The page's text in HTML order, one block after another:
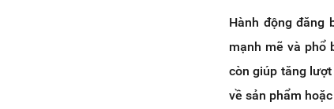
Hành động đăng
mạnh mẽ và phổ
còn giúp tăng
về sản phẩm